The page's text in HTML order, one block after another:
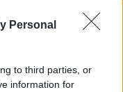
Personal
to third parties, or
information for